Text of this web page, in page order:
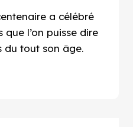
ceux qui la
a célébré
que l’on puisse dire
du tout son âge.